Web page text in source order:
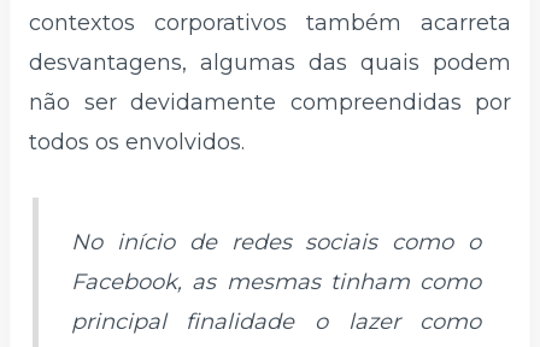
contextos corporativos também acarreta
desvantagens, algumas das quais podem
não ser devidamente compreendidas por
todos os envolvidos.
No início de redes sociais como o
Facebook, as mesmas tinham como
principal finalidade o lazer como